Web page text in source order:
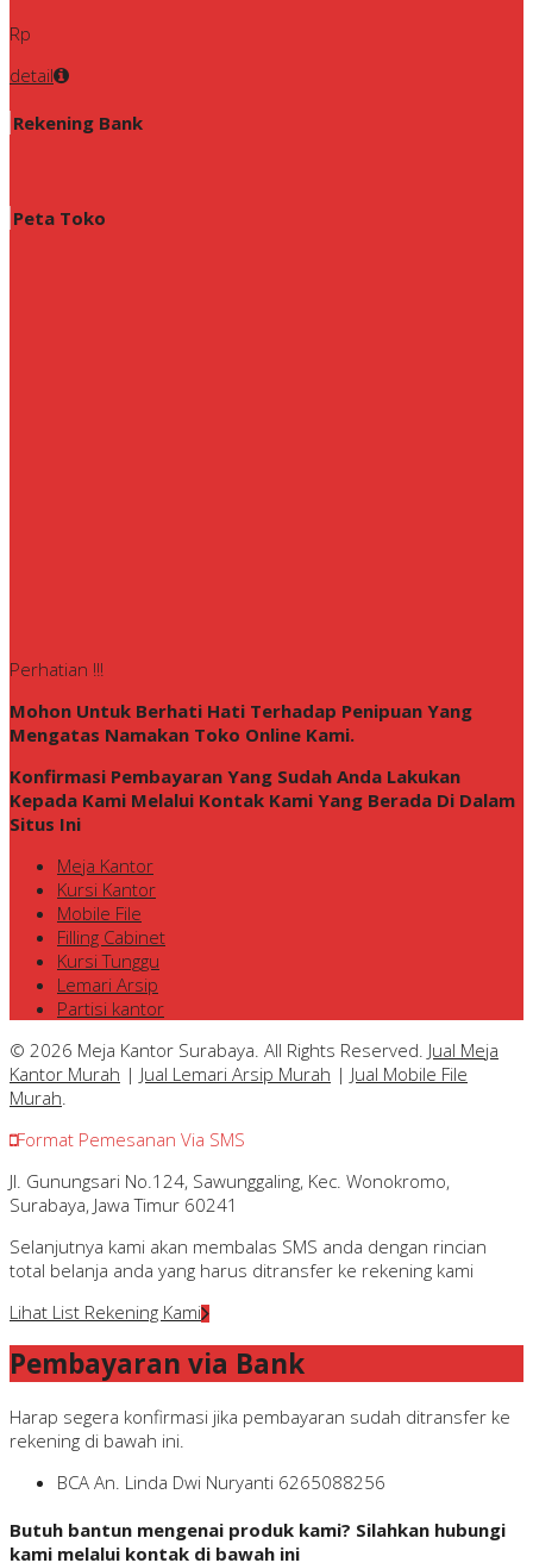
Rp
detail
Rekening Bank
Peta Toko
Perhatian !!!
Mohon Untuk Berhati Hati Terhadap Penipuan Yang
Mengatas Namakan Toko Online Kami.
Konfirmasi Pembayaran Yang Sudah Anda Lakukan
Kepada Kami Melalui Kontak Kami Yang Berada Di Dalam
Situs Ini
Meja Kantor
Kursi Kantor
Mobile File
Filling Cabinet
Kursi Tunggu
Lemari Arsip
Partisi kantor
© 2026 Meja Kantor Surabaya. All Rights Reserved. Jual Meja
Kantor Murah | Jual Lemari Arsip Murah | Jual Mobile File
Murah
Format Pemesanan Via SMS
Jl. Gunungsari No.124, Sawunggaling, Kec. Wonokromo,
Surabaya, Jawa Timur 60241
Selanjutnya kami akan membalas SMS anda dengan rincian
total belanja anda yang harus ditransfer ke rekening kami
Lihat List Rekening Kami
Pembayaran via Bank
Harap segera konfirmasi jika pembayaran sudah ditransfer ke
rekening di bawah ini.
BCA An. Linda Dwi Nuryanti 6265088256
Butuh bantun mengenai produk kami? Silahkan hubungi
kami melalui kontak di bawah ini